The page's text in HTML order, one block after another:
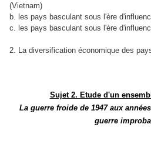
(Vietnam)
b. les pays basculant sous l'ère
c. les pays basculant sous l'ère
2. La diversification économique des
Sujet 2. Etude d'un
La guerre froide de 1947 aux
guerre